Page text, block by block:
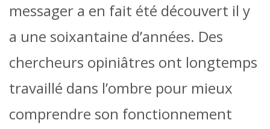
messager a en fait été découvert il y
a une soixantaine d’années. Des
chercheurs opiniâtres ont longtemps
travaillé dans l’ombre pour mieux
comprendre son fonctionnement